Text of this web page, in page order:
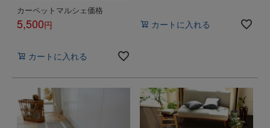
カーペットマルシェ価格
5,500
カートに入れる
カートに入れる